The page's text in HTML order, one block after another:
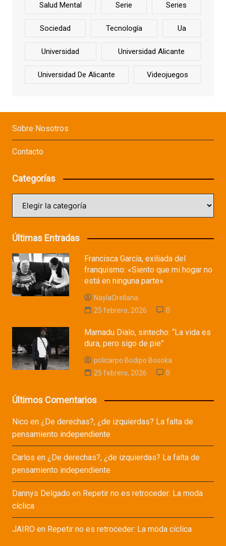
Salud Mental Serie Series
Sociedad Tecnología Ua
Universidad Universidad Alicante
Universidad De Alicante Videojuegos
Sobre Nosotros
Contacto
Categorías
Últimas Entradas
Francisca García, exiliada del
franquismo: «Siento que mi hogar no
está en ninguna parte»
NaylaOrellana
25 febrero, 2026
0
Mamadu Dialo, sintecho: “La vida es
dura, pero sigo de pie”
policarpo Bodipo Bosoka
25 febrero, 2026
0
Últimos Comentarios
Nicoen ¿De derechas?, ¿de izquierdas? La falta de
pensamiento independiente
Carlos en ¿De derechas?, ¿de izquierdas? La falta de
pensamiento independiente
Dannys Delgadoen Repetir no es retroceder: La moda
cíclica
JAIROen Repetir no es retroceder: La moda cíclica